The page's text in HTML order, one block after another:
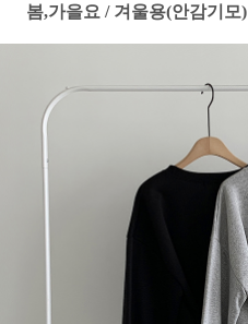
봄,가을요 / 겨울용(안감기모)